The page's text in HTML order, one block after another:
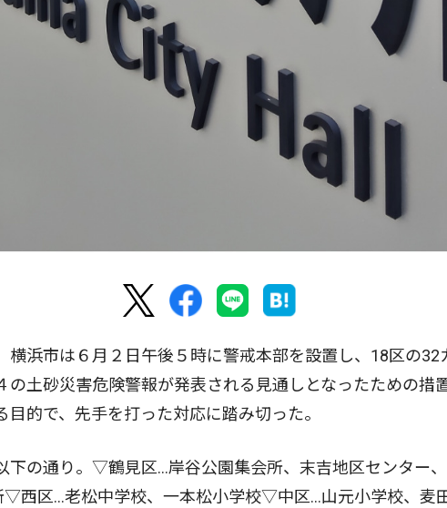
浜市は６月２日午後５時に警戒本部を設置し、18区の32
の土砂災害危険警報が発表される見通しとなったための措
的で、先手を打った対応に踏み切った。
の通り。▽鶴見区…岸谷公園集会所、末吉地区センター
西区…老松中学校、一本松小学校▽中区…山元小学校、麦